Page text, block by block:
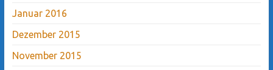
Januar 2016
Dezember 2015
November 2015